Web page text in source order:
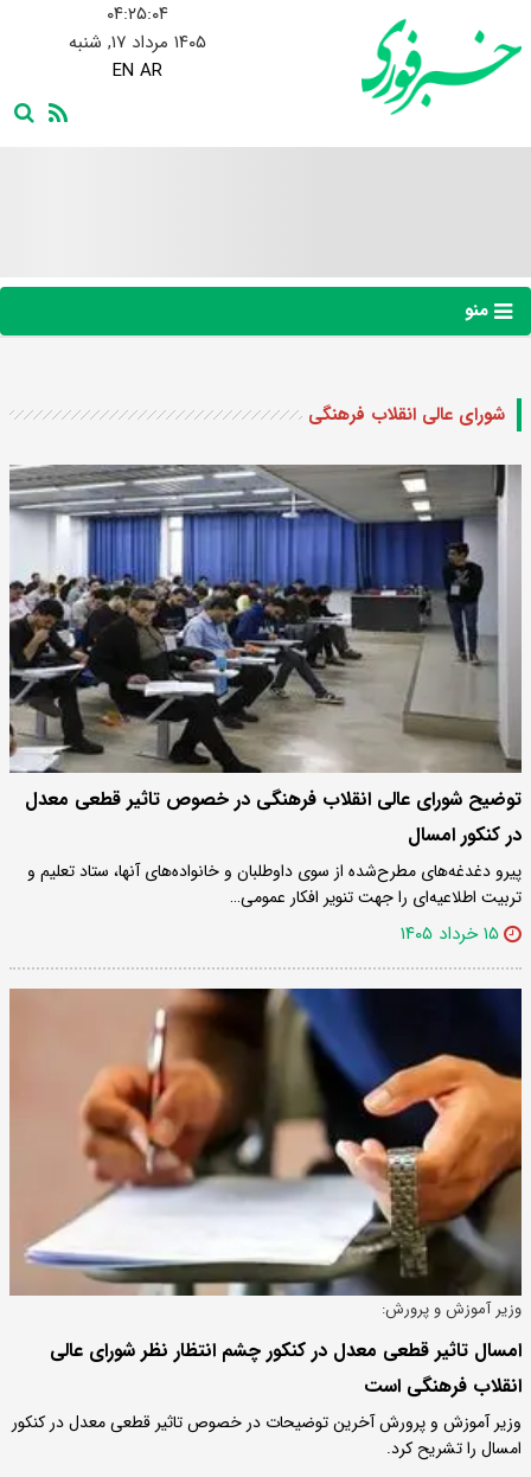
۰۴:۲۵:۰۵
۱۴۰۵ مرداد ۱۷, شنبه
EN AR
منو
شورای عالی انقلاب فرهنگی
توضیح شورای عالی انقلاب فرهنگی در خصوص تاثیر قطعی معدل
در کنکور امسال
پیرو دغدغه‌های مطرح‌شده از سوی داوطلبان و خانواده‌های آنها، ستاد تعلیم و
تربیت اطلاعیه‌ای را جهت تنویر افکار عمومی…
۱۵ خرداد ۱۴۰۵
وزیر آموزش و پرورش:
امسال تاثیر قطعی معدل در کنکور چشم انتظار نظر شورای عالی
انقلاب فرهنگی است
وزیر آموزش و پرورش آخرین توضیحات در خصوص تاثیر قطعی معدل در کنکور
امسال را تشریح کرد.